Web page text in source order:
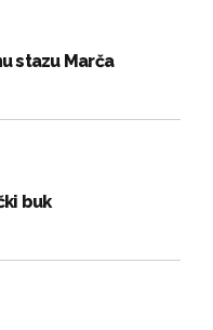
stazu Marča
buk